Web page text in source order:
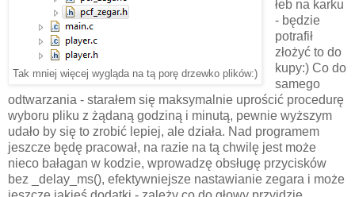
Tak mniej więcej wygląda na tą porę drzewko plików:)
łeb na karku
- będzie
potrafił
złożyć to do
kupy:) Co do
samego
odtwarzania - starałem się maksymalnie uprościć procedurę
wyboru pliku z żądaną godziną i minutą, pewnie wyższym
udało by się to zrobić lepiej, ale działa. Nad programem
jeszcze będę pracował, na razie na tą chwilę jest może
nieco bałagan w kodzie, wprowadzę obsługę przycisków
bez _delay_ms(), efektywniejsze nastawianie zegara i może